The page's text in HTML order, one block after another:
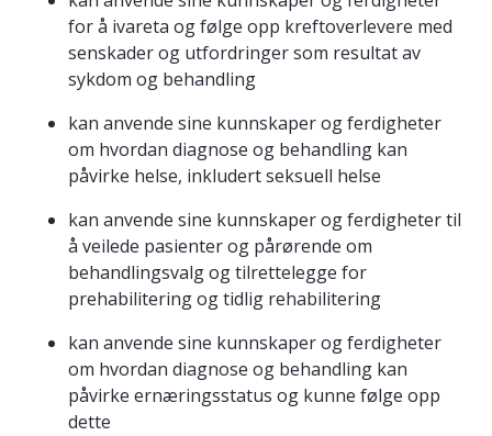
for å ivareta og følge opp kreftoverlevere med
senskader og utfordringer som resultat av
sykdom og behandling
kan anvende sine kunnskaper og ferdigheter
om hvordan diagnose og behandling kan
påvirke helse, inkludert seksuell helse
kan anvende sine kunnskaper og ferdigheter til
å veilede pasienter og pårørende om
behandlingsvalg og tilrettelegge for
prehabilitering og tidlig rehabilitering
kan anvende sine kunnskaper og ferdigheter
om hvordan diagnose og behandling kan
påvirke ernæringsstatus og kunne følge opp
dette